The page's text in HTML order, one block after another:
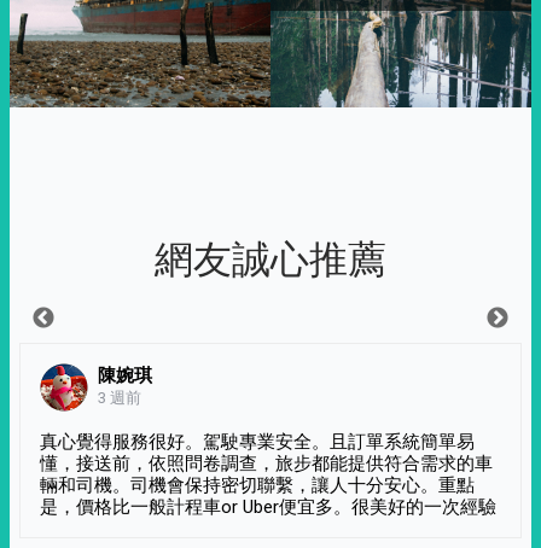
網友誠心推薦
陳婉琪
3 週前
真心覺得服務很好。駕駛專業安全。且訂單系統簡單易
懂，接送前，依照問卷調查，旅步都能提供符合需求的車
輛和司機。司機會保持密切聯繫，讓人十分安心。重點
是，價格比一般計程車or Uber便宜多。很美好的一次經驗